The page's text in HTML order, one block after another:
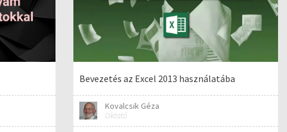
Bevezetés az Excel 2013 használatába
Kovalcsik Géza
Oktató